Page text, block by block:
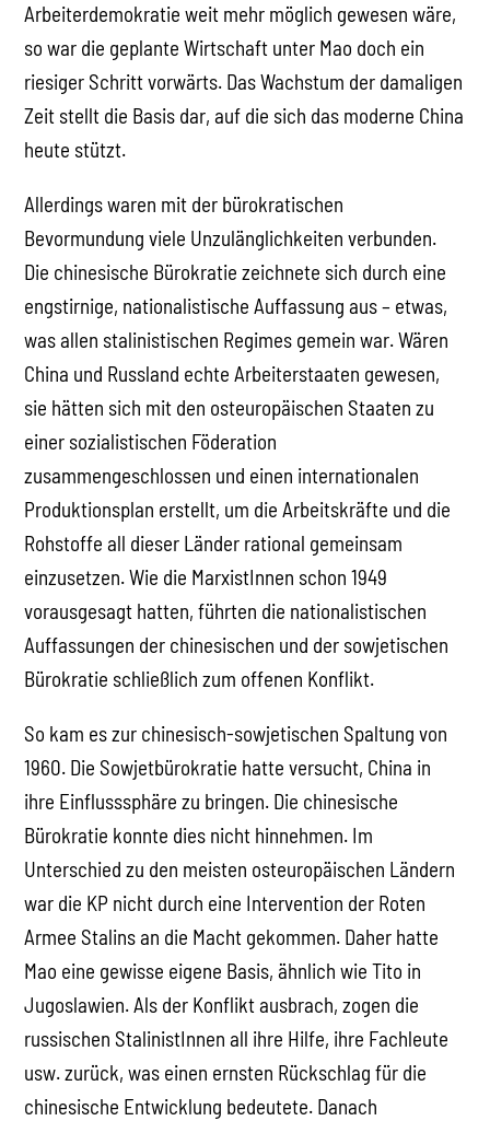
Arbeiterdemokratie weit mehr möglich gewesen wäre,
so war die geplante Wirtschaft unter Mao doch ein
riesiger Schritt vorwärts. Das Wachstum der damaligen
Zeit stellt die Basis dar, auf die sich das moderne China
heute stützt.
Allerdings waren mit der bürokratischen
Bevormundung viele Unzulänglichkeiten verbunden.
Die chinesische Bürokratie zeichnete sich durch eine
engstirnige, nationalistische Auffassung aus – etwas,
was allen stalinistischen Regimes gemein war. Wären
China und Russland echte Arbeiterstaaten gewesen,
sie hätten sich mit den osteuropäischen Staaten zu
einer sozialistischen Föderation
zusammengeschlossen und einen internationalen
Produktionsplan erstellt, um die Arbeitskräfte und die
Rohstoffe all dieser Länder rational gemeinsam
einzusetzen. Wie die MarxistInnen schon 1949
vorausgesagt hatten, führten die nationalistischen
Auffassungen der chinesischen und der sowjetischen
Bürokratie schließlich zum offenen Konflikt.
So kam es zur chinesisch-sowjetischen Spaltung von
1960. Die Sowjetbürokratie hatte versucht, China in
ihre Einflusssphäre zu bringen. Die chinesische
Bürokratie konnte dies nicht hinnehmen. Im
Unterschied zu den meisten osteuropäischen Ländern
war die KP nicht durch eine Intervention der Roten
Armee Stalins an die Macht gekommen. Daher hatte
Mao eine gewisse eigene Basis, ähnlich wie Tito in
Jugoslawien. Als der Konflikt ausbrach, zogen die
russischen StalinistInnen all ihre Hilfe, ihre Fachleute
usw. zurück, was einen ernsten Rückschlag für die
chinesische Entwicklung bedeutete. Danach